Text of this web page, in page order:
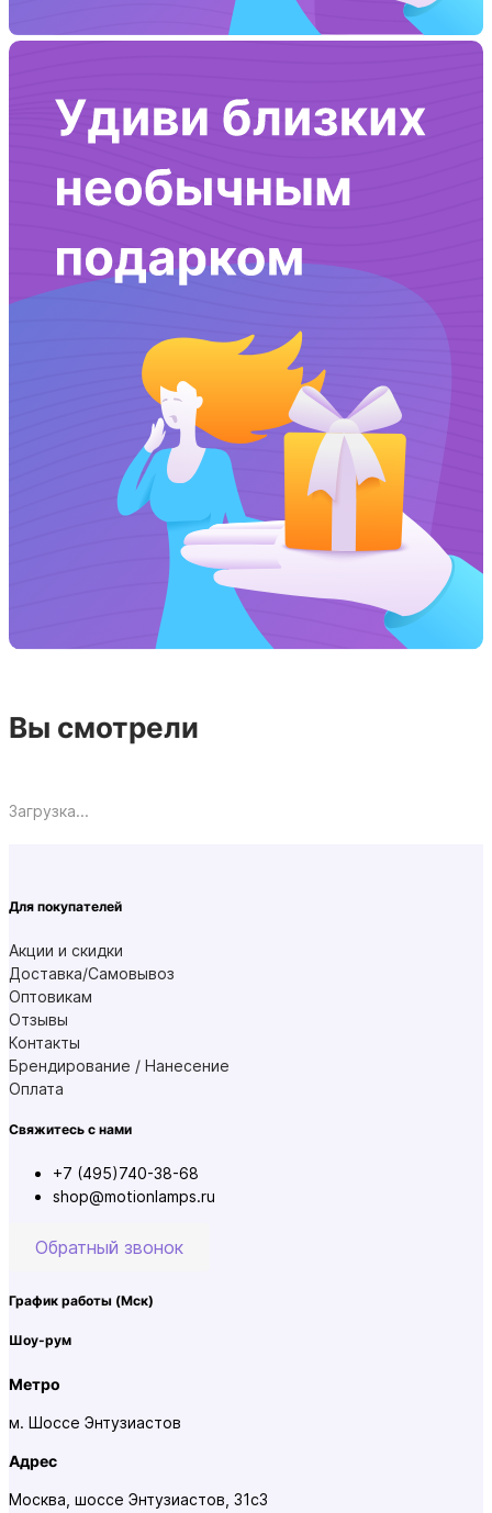
Вы смотрели
Загрузка...
Для покупателей
Акции и скидки
Доставка/Самовывоз
Оптовикам
Отзывы
Контакты
Брендирование / Нанесение
Оплата
Свяжитесь с нами
+7 (495)740-38-68
shop@motionlamps.ru
Обратный звонок
График работы (Мск)
Шоу-рум
Метро
м. Шоссе Энтузиастов
Адрес
Москва, шоссе Энтузиастов, 31с3